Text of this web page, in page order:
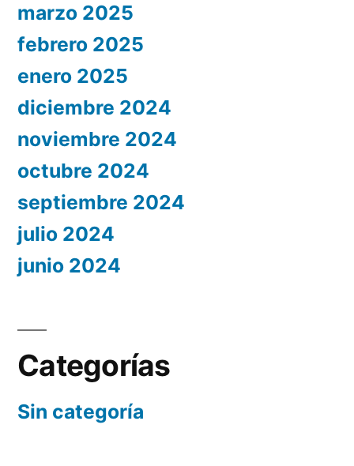
marzo 2025
febrero 2025
enero 2025
diciembre 2024
noviembre 2024
octubre 2024
septiembre 2024
julio 2024
junio 2024
Categorías
Sin categoría